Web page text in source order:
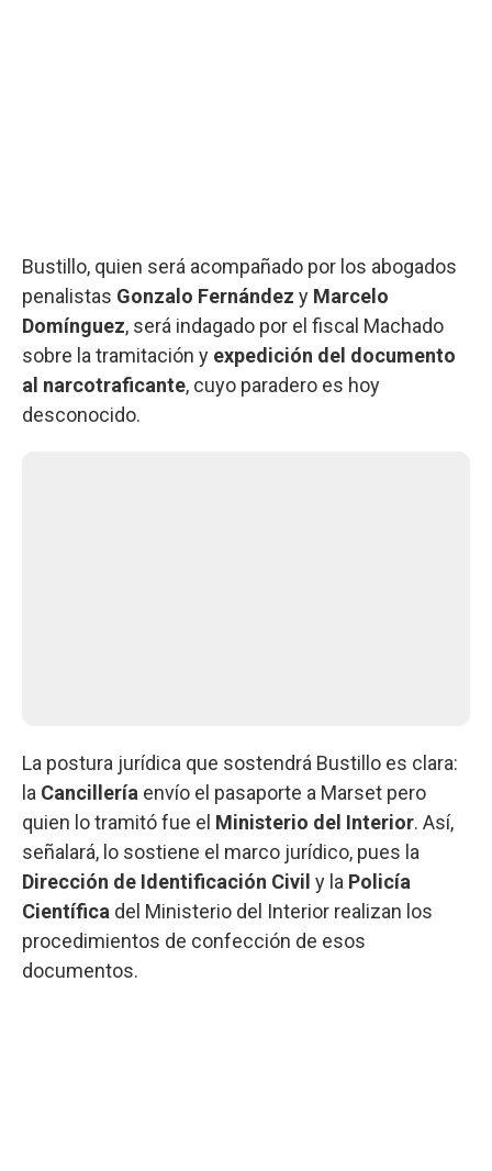
Bustillo, quien será acompañado por los abogados
penalistas Gonzalo Fernández y Marcelo
Domínguez, será indagado por el fiscal Machado
sobre la tramitación y expedición del documento
al narcotraficante, cuyo paradero es hoy
desconocido.
La postura jurídica que sostendrá Bustillo es clara:
la Cancillería envío el pasaporte a Marset pero
quien lo tramitó fue el Ministerio del Interior. Así,
señalará, lo sostiene el marco jurídico, pues la
Dirección de Identificación Civil y la Policía
Científica del Ministerio del Interior realizan los
procedimientos de confección de esos
documentos.